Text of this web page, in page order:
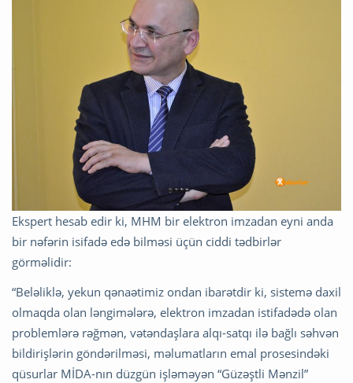
Ekspert hesab edir ki, MHM bir elektron imzadan eyni anda
bir nəfərin isifadə edə bilməsi üçün ciddi tədbirlər
görməlidir:
“Beləliklə, yekun qənaətimiz ondan ibarətdir ki, sistemə daxil
olmaqda olan ləngimələrə, elektron imzadan istifadədə olan
problemlərə rəğmən, vətəndaşlara alqı-satqı ilə bağlı səhvən
bildirişlərin göndərilməsi, məlumatların emal prosesindəki
qüsurlar MİDA-nın düzgün işləməyən “Güzəştli Mənzil”